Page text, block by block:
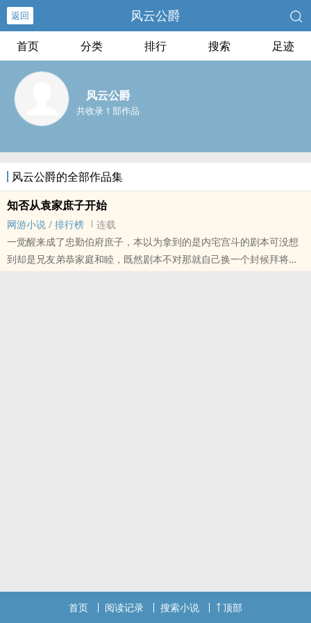
返回 风云公爵
首页 分类 排行 搜索 足迹
风云公爵
共收录 1 部作品
风云公爵的全部作品集
知否从袁家庶子开始
网游小说 / 排行榜
连载
一觉醒来成了忠勤伯府庶子，本以为拿到的是内宅宫斗的剧本可没想
到却是兄友弟恭家庭和睦，既然剧本不对那就自己换一个封候拜将列
首页 阅读记录 搜索小说 顶部